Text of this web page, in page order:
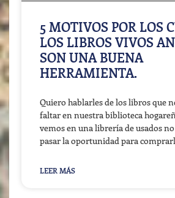
5 MOTIVOS POR LOS
LOS LIBROS VIVOS
SON UNA BUENA
HERRAMIENTA.
Quiero hablarles de los libros que
faltar en nuestra biblioteca
vemos en una librería de usados
pasar la oportunidad para
LEER MÁS